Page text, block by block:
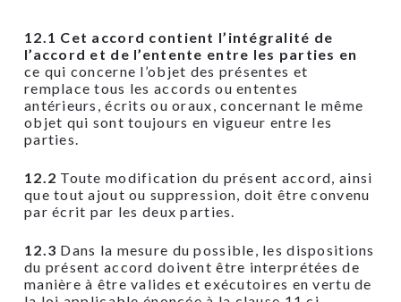
12.1 Cet accord contient l’intégralité de
l’accord et de l’entente entre les parties en
ce qui concerne l’objet des présentes et
remplace tous les accords ou ententes
antérieurs, écrits ou oraux, concernant le même
objet qui sont toujours en vigueur entre les
parties.
12.2 Toute modification du présent accord, ainsi
que tout ajout ou suppression, doit être convenu
par écrit par les deux parties.
12.3 Dans la mesure du possible, les dispositions
du présent accord doivent être interprétées de
manière à être valides et exécutoires en vertu de